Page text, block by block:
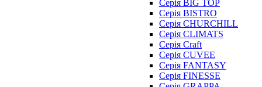
Серія BIG TOP
Серія BISTRO
Серія CHURCHILL
Серія CLIMATS
Серія Craft
Серія CUVEE
Серія FANTASY
Серія FINESSE